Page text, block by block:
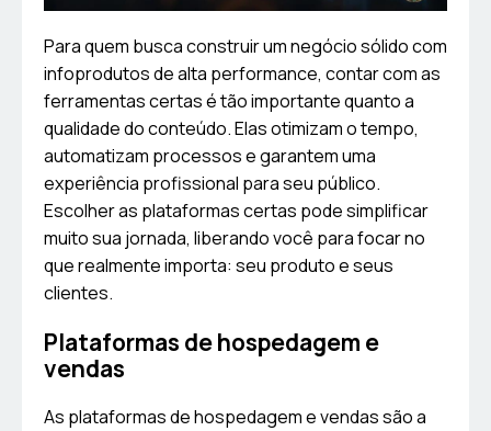
Para quem busca construir um negócio sólido com
infoprodutos de alta performance, contar com as
ferramentas certas é tão importante quanto a
qualidade do conteúdo. Elas otimizam o tempo,
automatizam processos e garantem uma
experiência profissional para seu público.
Escolher as plataformas certas pode simplificar
muito sua jornada, liberando você para focar no
que realmente importa: seu produto e seus
clientes.
Plataformas de hospedagem e
vendas
As plataformas de hospedagem e vendas são a